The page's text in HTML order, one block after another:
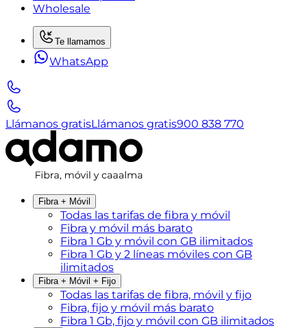
Wholesale
Te llamamos
WhatsApp
Llámanos gratisLlámanos gratis900 838 770
Fibra + Móvil
Todas las tarifas de fibra y móvil
Fibra y móvil más barato
Fibra 1 Gb y móvil con GB ilimitados
Fibra 1 Gb y 2 líneas móviles con GB
ilimitados
Fibra + Móvil + Fijo
Todas las tarifas de fibra, móvil y fijo
Fibra, fijo y móvil más barato
Fibra 1 Gb, fijo y móvil con GB ilimitados